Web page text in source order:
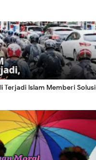
Terjadi lslam Memberi Solusi